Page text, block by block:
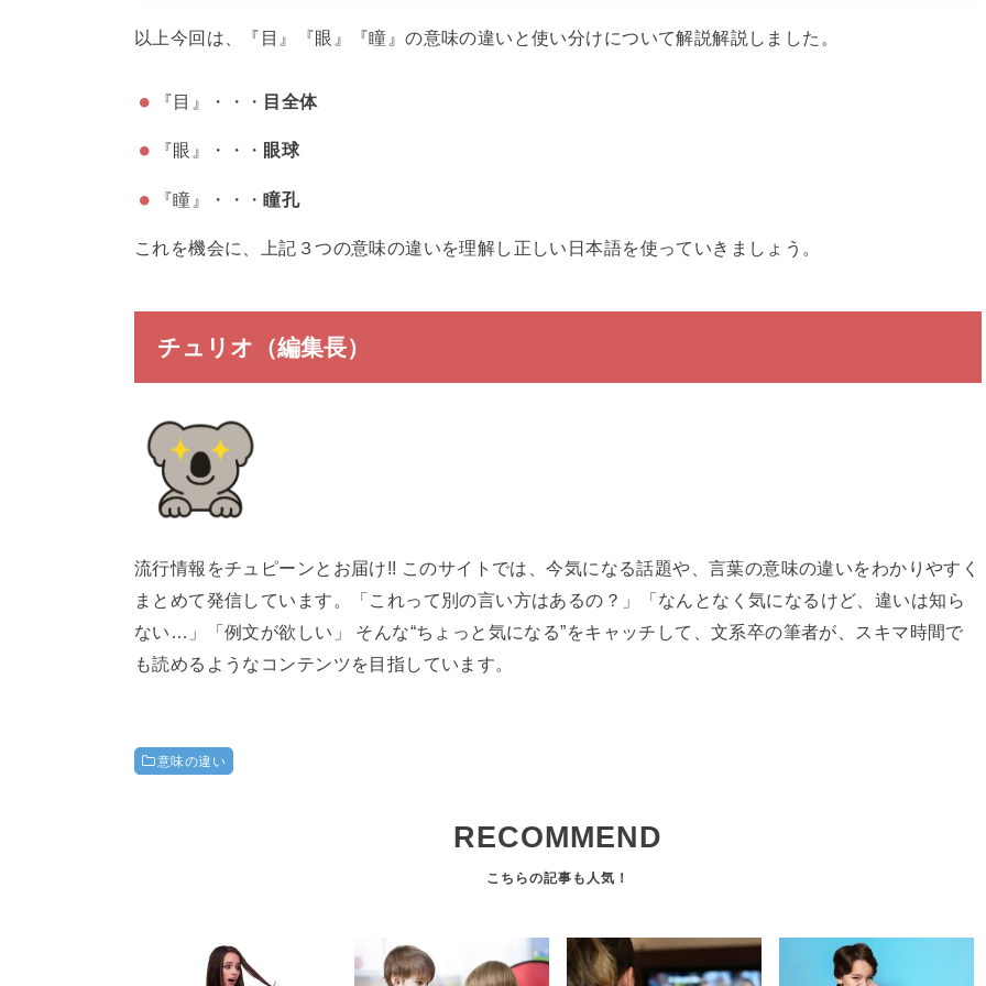
以上今回は、『目』『眼』『瞳』の意味の違いと使い分けについて解説解説しました。
『目』・・・ 目全体
『眼』・・・ 眼球
『瞳』・・・瞳孔
これを機会に、上記３つの意味の違いを理解し正しい日本語を使っていきましょう。
チュリオ（編集長）
流行情報をチュピーンとお届け!! このサイトでは、今気になる話題や、言葉の意味の違いをわかりやすく
まとめて発信しています。「これって別の言い方はあるの？」「なんとなく気になるけど、違いは知ら
ない…」「例文が欲しい」 そんな“ちょっと気になる”をキャッチして、文系卒の筆者が、スキマ時間で
も読めるようなコンテンツを目指しています。
意味の違い
RECOMMEND